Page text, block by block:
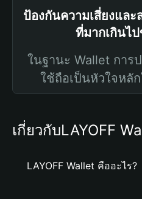
ป้องกันความเสี่ยงแล
ที่มากเกินไ
ในฐานะ Wallet การ
ใช้ถือเป็นหัวใจหลั
เกี่ยวกับLAYOFF
LAYOFF Wallet คืออะไร?